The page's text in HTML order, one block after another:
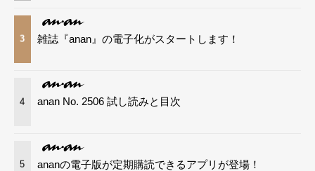
3 雑誌『anan』の電子化がスタートします！
4 anan No. 2506 試し読みと目次
5 ananの電子版が定期購読できるアプリが登場！